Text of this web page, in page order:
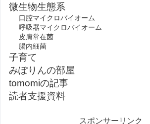
微生物生態系
口腔マイクロバイオーム
呼吸器マイクロバイオーム
皮膚常在菌
腸内細菌
子育て
みぽりんの部屋
tomomiの記事
読者支援資料
スポンサーリンク